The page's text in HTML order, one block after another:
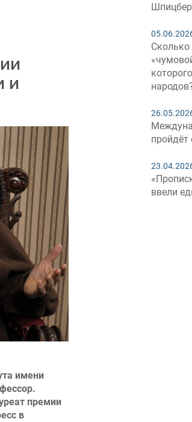
и
имени
премии
в
Сколько
пройдёт
ввели